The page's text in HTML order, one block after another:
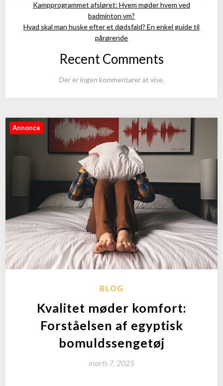
Kampprogrammet afsløret: Hvem møder hvem ved
badminton vm?
Hvad skal man huske efter et dødsfald? En enkel guide til
pårørende
Recent Comments
Der er ingen kommentarer at vise.
Annonce
BLOG
Kvalitet møder komfort:
Forståelsen af egyptisk
bomuldssengetøj
marts 7, 2025